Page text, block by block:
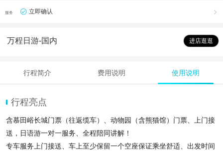
服务 立即确认 
万程日游-国内 进店逛逛
行程简介 费用说明 使用说明
行程亮点
含慕田峪长城门票（往返缆车）、动物园（含熊猫馆）门票、上门接
送，日语游一对一服务、全程陪同讲解！
专车服务上门接送、车上至少保留一个空座保证乘坐舒适、出发时间